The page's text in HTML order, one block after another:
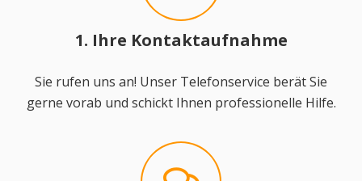
1. Ihre Kontaktaufnahme
Sie rufen uns an! Unser Telefonservice berät Sie
gerne vorab und schickt Ihnen professionelle Hilfe.